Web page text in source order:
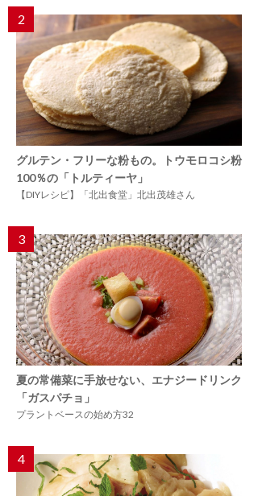
2
グルテン・フリーな粉もの。トウモロコシ粉
100％の「トルティーヤ」
【DIYレシピ】「北出食堂」北出茂雄さん
3
夏の常備菜に手放せない、エナジードリンク
「ガスパチョ」
プラントベースの始め方32
4